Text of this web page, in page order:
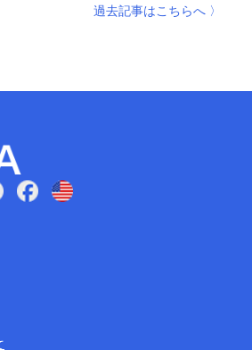
過去記事はこちらへ 〉